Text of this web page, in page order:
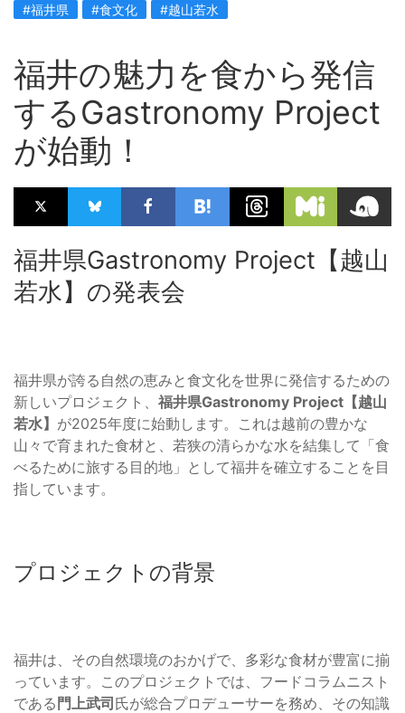
#福井県 #食文化 #越山若水
福井の魅力を食から発信
するGastronomy Project
が始動！
福井県Gastronomy Project【越山
若水】の発表会
福井県が誇る自然の恵みと食文化を世界に発信するための
新しいプロジェクト、 福井県Gastronomy Project【越山
若水】 が2025年度に始動します。これは越前の豊かな
山々で育まれた食材と、若狭の清らかな水を結集して「食
べるために旅する目的地」として福井を確立することを目
指しています。
プロジェクトの背景
福井は、その自然環境のおかげで、多彩な食材が豊富に揃
っています。このプロジェクトでは、フードコラムニスト
である門上武司氏が総合プロデューサーを務め、その知識